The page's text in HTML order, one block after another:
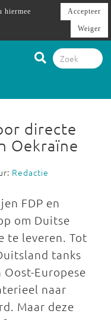
directe
Oekraïne
Redactie
FDP en
om Duitse
te leveren. Tot
tanks
Europese
naar
Maar deze
hiermee
Accepteer
Weiger